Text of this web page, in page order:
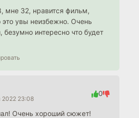
мне 32, нравится фильм,
увы неизбежно. Очень
безумно интересно что будет
2022 23:08
0
Очень хороший сюжет!